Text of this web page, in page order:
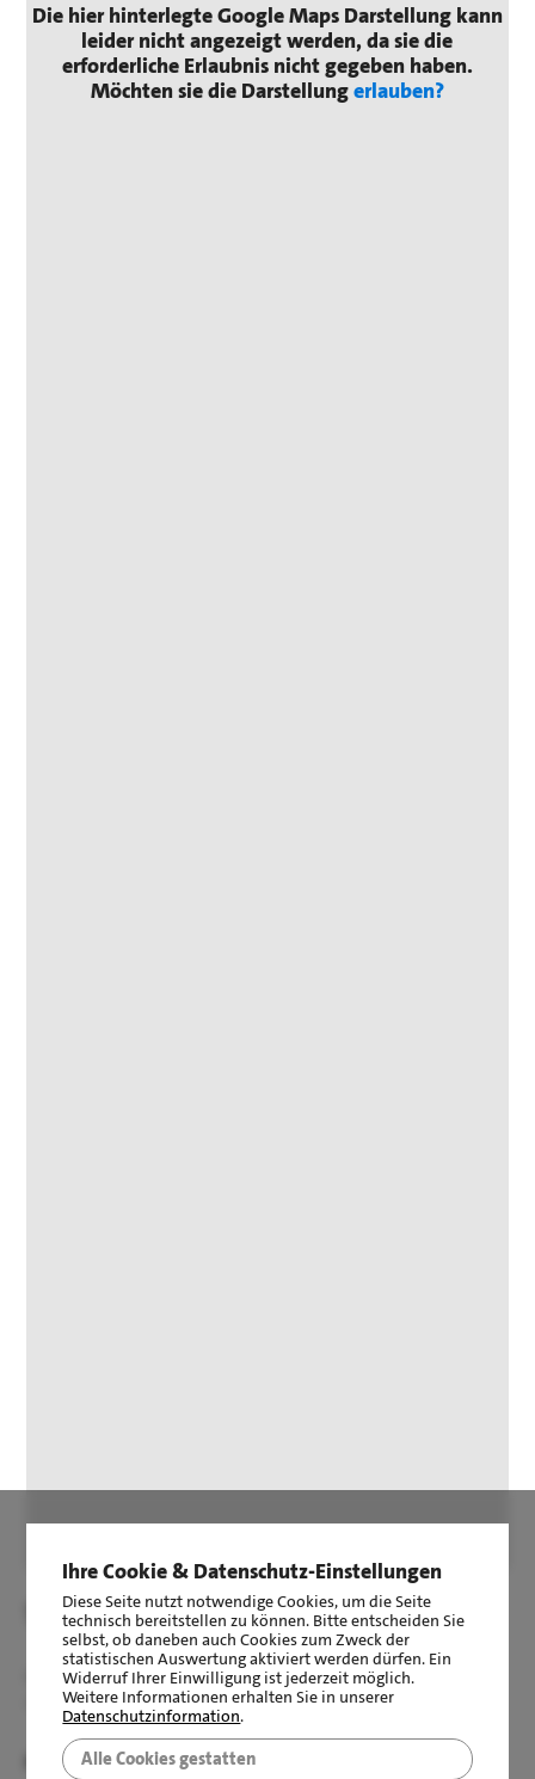
Die hier hinterlegte Google Maps Darstellung kann
leider nicht angezeigt werden, da sie die
erforderliche Erlaubnis nicht gegeben haben.
Möchten sie die Darstellungerlauben?
Sonstiges
Haben wir Ihr Interesse geweckt? Gerne stellen wir Ihnen
dieses Angebot genauer vor!
Wir bitten Sie, Ihre Anfrage, unter Angabe aller
Mehr erfahren
Ihre Cookie & Datenschutz-Einstellungen
Diese Seite nutzt notwendige Cookies, um die Seite
technisch bereitstellen zu können. Bitte entscheiden Sie
selbst, ob daneben auch Cookies zum Zweck der
statistischen Auswertung aktiviert werden dürfen. Ein
Widerruf Ihrer Einwilligung ist jederzeit möglich.
Weitere Informationen erhalten Sie in unserer
Datenschutzinformation.
Alle Cookies gestatten